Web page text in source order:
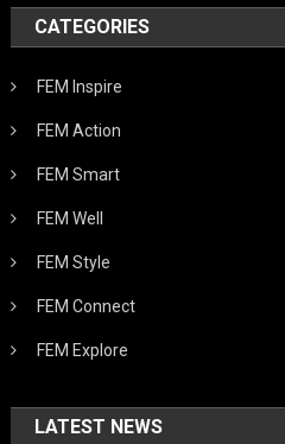
CATEGORIES
FEM Inspire
FEM Action
FEM Smart
FEM Well
FEM Style
FEM Connect
FEM Explore
LATEST NEWS